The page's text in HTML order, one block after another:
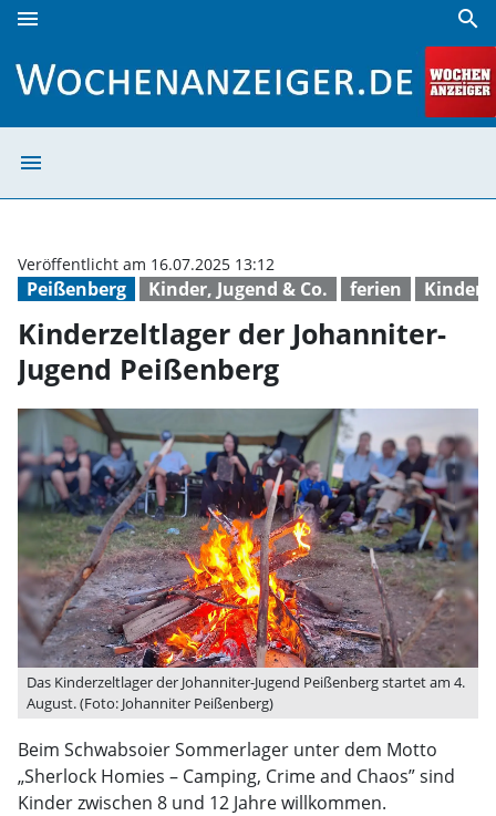
menu search
menu
Peißenberg Kinder, Jugend & Co. ferien Kinder
Veröffentlicht am 16.07.2025 13:12
Kinderzeltlager der Johanniter-
Jugend Peißenberg
Das Kinderzeltlager der Johanniter-Jugend Peißenberg startet am 4.
August. (Foto: Johanniter Peißenberg)
Beim Schwabsoier Sommerlager unter dem Motto
„Sherlock Homies – Camping, Crime and Chaos” sind
Kinder zwischen 8 und 12 Jahre willkommen.